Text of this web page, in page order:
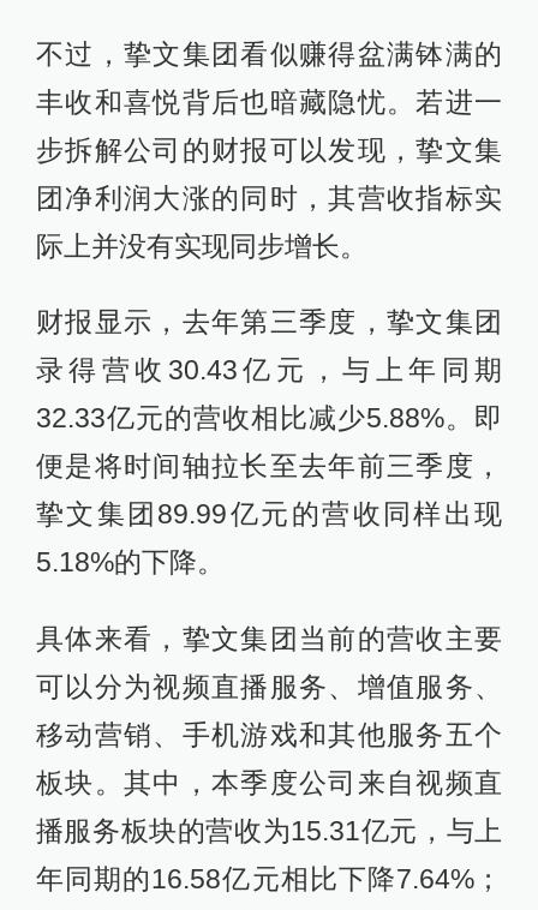
不过，挚文集团看似赚得盆满钵满的
丰收和喜悦背后也暗藏隐忧。若进一
步拆解公司的财报可以发现，挚文集
团净利润大涨的同时，其营收指标实
际上并没有实现同步增长。
财报显示，去年第三季度，挚文集团
录得营收30.43亿元，与上年同期
32.33亿元的营收相比减少5.88%。即
便是将时间轴拉长至去年前三季度，
挚文集团89.99亿元的营收同样出现
5.18%的下降。
具体来看，挚文集团当前的营收主要
可以分为视频直播服务、增值服务、
移动营销、手机游戏和其他服务五个
板块。其中，本季度公司来自视频直
播服务板块的营收为15.31亿元，与上
年同期的16.58亿元相比下降7.64%；